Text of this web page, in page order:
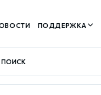
ПОДДЕРЖКА